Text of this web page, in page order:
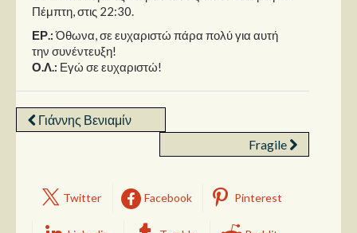
Πέμπτη, στις 22:30.
ΕΡ.:Όθωνα, σε ευχαριστώ πάρα πολύ για αυτή
την συνέντευξη!
Ο.Λ.: Εγώ σε ευχαριστώ!
Γιάννης Βενιαμίν
Fragile
Twitter Facebook Pinterest